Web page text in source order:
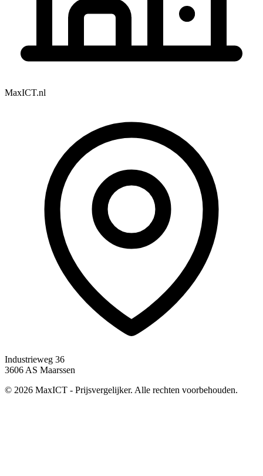
MaxICT.nl
Industrieweg 36
3606 AS Maarssen
© 2026 MaxICT - Prijsvergelijker. Alle rechten voorbehouden.